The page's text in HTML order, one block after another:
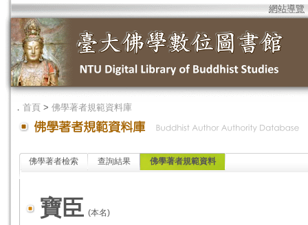
網站導覽
． 首頁 > 佛學著者規範資料庫
佛學著者檢索 查詢結果 佛學著者規範資料
寶臣 (本名)